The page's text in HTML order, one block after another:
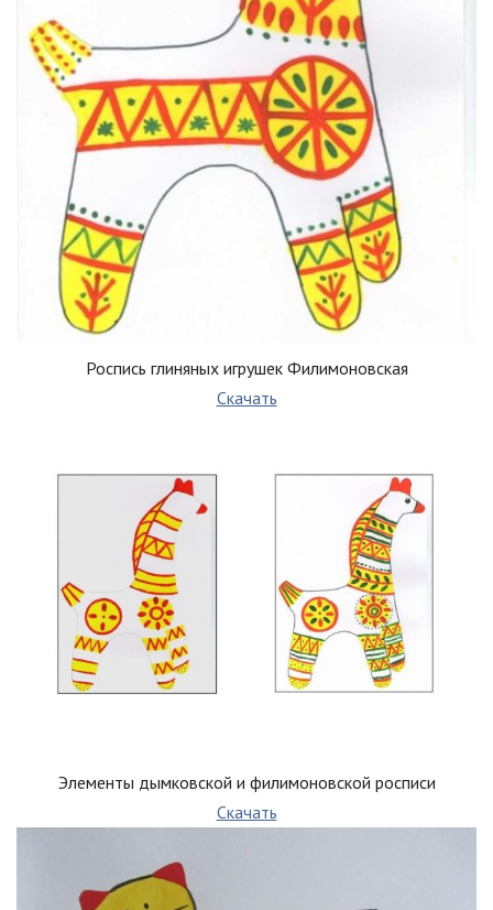
Роспись глиняных игрушек Филимоновская
Скачать
Элементы дымковской и филимоновской росписи
Скачать